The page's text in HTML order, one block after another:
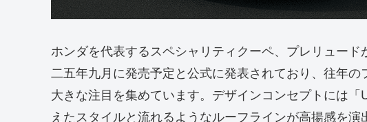
ホンダを代表するスペシャリティクーペ、プレリュー
二五年九月に発売予定と公式に発表されており、往年
大きな注目を集めています。デザインコンセプトには
えたスタイルと流れるようなルーフラインが高揚感を